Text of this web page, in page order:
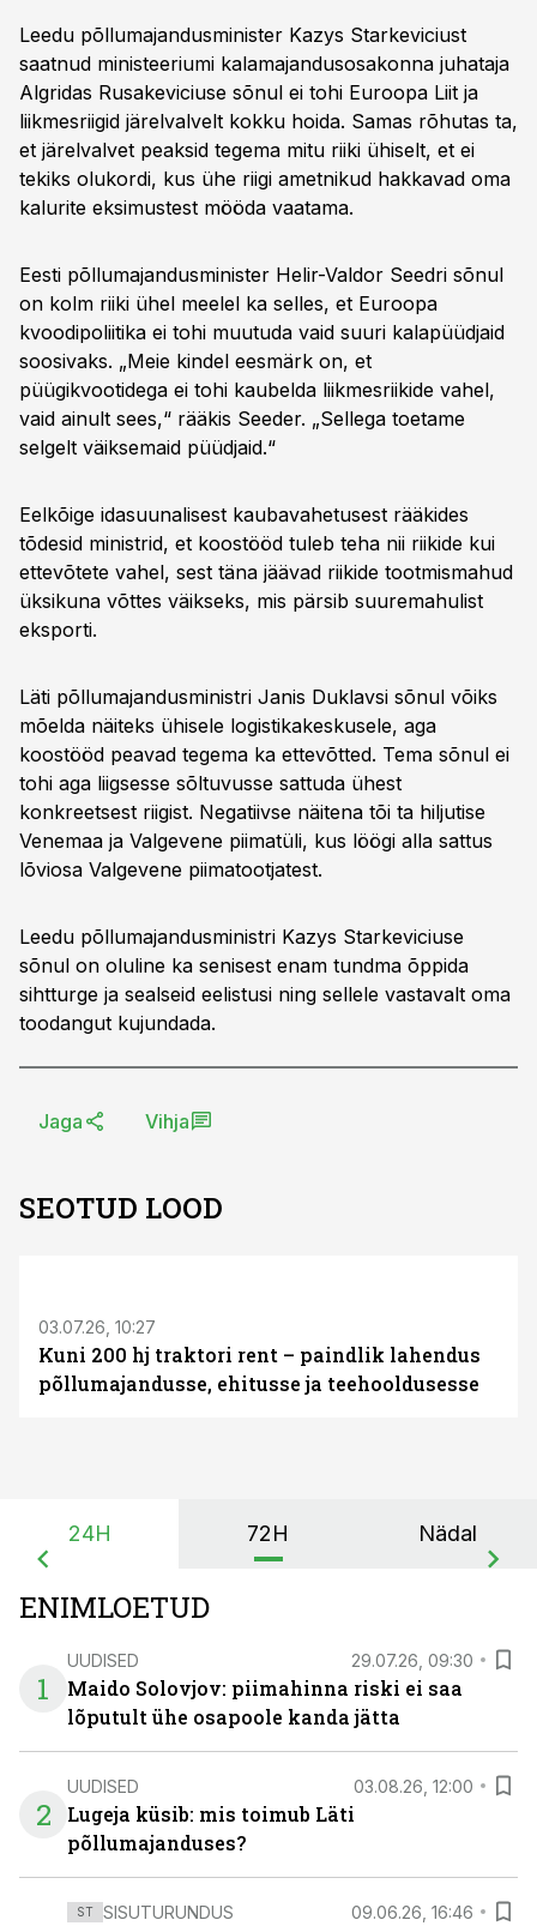
Leedu põllumajandusminister Kazys Starkeviciust
saatnud ministeeriumi kalamajandusosakonna juhataja
Algridas Rusakeviciuse sõnul ei tohi Euroopa Liit ja
liikmesriigid järelvalvelt kokku hoida. Samas rõhutas ta,
et järelvalvet peaksid tegema mitu riiki ühiselt, et ei
tekiks olukordi, kus ühe riigi ametnikud hakkavad oma
kalurite eksimustest mööda vaatama.
Eesti põllumajandusminister Helir-Valdor Seedri sõnul
on kolm riiki ühel meelel ka selles, et Euroopa
kvoodipoliitika ei tohi muutuda vaid suuri kalapüüdjaid
soosivaks. „Meie kindel eesmärk on, et
püügikvootidega ei tohi kaubelda liikmesriikide vahel,
vaid ainult sees,“ rääkis Seeder. „Sellega toetame
selgelt väiksemaid püüdjaid.“
Eelkõige idasuunalisest kaubavahetusest rääkides
tõdesid ministrid, et koostööd tuleb teha nii riikide kui
ettevõtete vahel, sest täna jäävad riikide tootmismahud
üksikuna võttes väikseks, mis pärsib suuremahulist
eksporti.
Läti põllumajandusministri Janis Duklavsi sõnul võiks
mõelda näiteks ühisele logistikakeskusele, aga
koostööd peavad tegema ka ettevõtted. Tema sõnul ei
tohi aga liigsesse sõltuvusse sattuda ühest
konkreetsest riigist. Negatiivse näitena tõi ta hiljutise
Venemaa ja Valgevene piimatüli, kus löögi alla sattus
lõviosa Valgevene piimatootjatest.
Leedu põllumajandusministri Kazys Starkeviciuse
sõnul on oluline ka senisest enam tundma õppida
sihtturge ja sealseid eelistusi ning sellele vastavalt oma
toodangut kujundada.
Jaga Vihja
SEOTUD LOOD
03.07.26, 10:27
Kuni 200 hj traktori rent – paindlik lahendus
põllumajandusse, ehitusse ja teehooldusesse
24H 72H Nädal
ENIMLOETUD
1
UUDISED 29.07.26, 09:30
Maido Solovjov: piimahinna riski ei saa
lõputult ühe osapoole kanda jätta
2
UUDISED 03.08.26, 12:00
Lugeja küsib: mis toimub Läti
põllumajanduses?
ST SISUTURUNDUS 09.06.26, 16:46